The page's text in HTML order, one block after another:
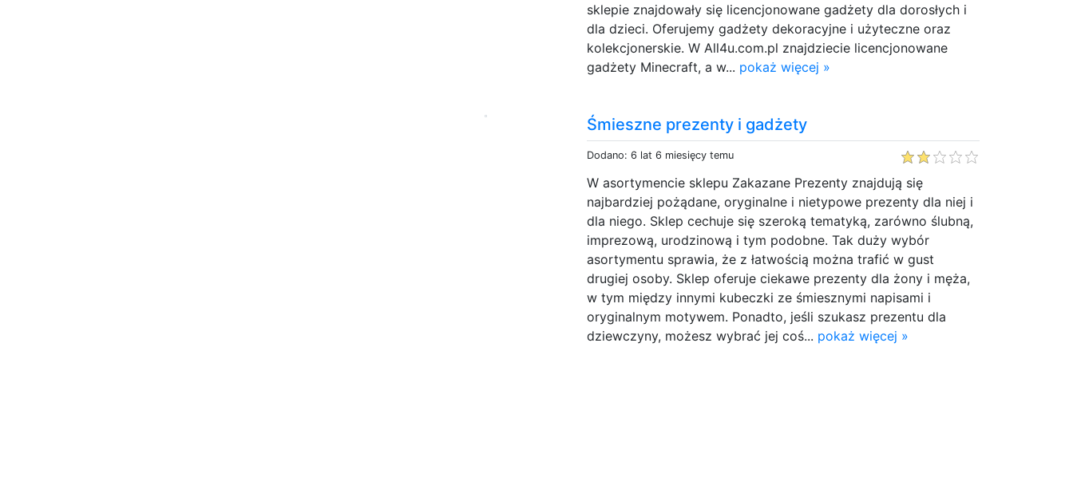
sklepie znajdowały się licencjonowane gadżety dla dorosłych i
dla dzieci. Oferujemy gadżety dekoracyjne i użyteczne oraz
kolekcjonerskie. W All4u.com.pl znajdziecie licencjonowane
gadżety Minecraft, a w... pokaż więcej »
Śmieszne prezenty i gadżety
Dodano: 6 lat 6 miesięcy temu
W asortymencie sklepu Zakazane Prezenty znajdują się
najbardziej pożądane, oryginalne i nietypowe prezenty dla niej i
dla niego. Sklep cechuje się szeroką tematyką, zarówno ślubną,
imprezową, urodzinową i tym podobne. Tak duży wybór
asortymentu sprawia, że z łatwością można trafić w gust
drugiej osoby. Sklep oferuje ciekawe prezenty dla żony i męża,
w tym między innymi kubeczki ze śmiesznymi napisami i
oryginalnym motywem. Ponadto, jeśli szukasz prezentu dla
dziewczyny, możesz wybrać jej coś... pokaż więcej »